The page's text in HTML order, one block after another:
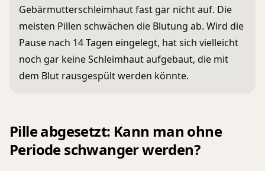
Gebärmutterschleimhaut fast gar nicht auf. Die
meisten Pillen schwächen die Blutung ab. Wird die
Pause nach 14 Tagen eingelegt, hat sich vielleicht
noch gar keine Schleimhaut aufgebaut, die mit
dem Blut rausgespült werden könnte.
Pille abgesetzt: Kann man ohne
Periode schwanger werden?